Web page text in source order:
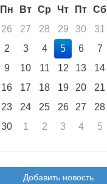
Пн
Вт Ср Чт Пт Сб
26
27 28 29 30 31
2
3 4 5 6 7
9
10 11 12 13 14
16
17 18 19 20 21
23
24 25 26 27 28
30
1 2 3 4 5
Добавить новость